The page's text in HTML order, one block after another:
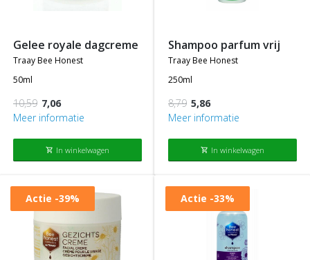
gelee royale dagcreme
traay bee honest
50ml
10,59 7,06
Meer informatie
shopping_cart In winkelwagen
shampoo parfum vrij
traay bee honest
250ml
8,79 5,86
Meer informatie
shopping_cart In winkelwagen
Actie -39% Actie -33%